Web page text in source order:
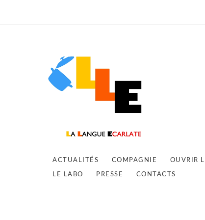
ACTUALITÉS COMPAGNIE OUVRIR
LE LABO PRESSE CONTACTS